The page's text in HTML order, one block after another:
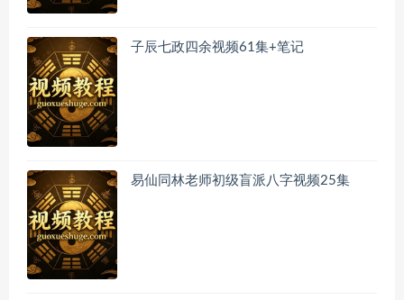
子辰七政四余视频61集+笔记
易仙同林老师初级盲派八字视频25集